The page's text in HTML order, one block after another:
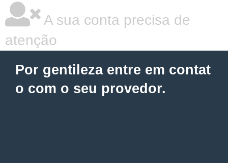
A sua conta precisa de
atenção
Por gentileza entre em contat
o com o seu provedor.